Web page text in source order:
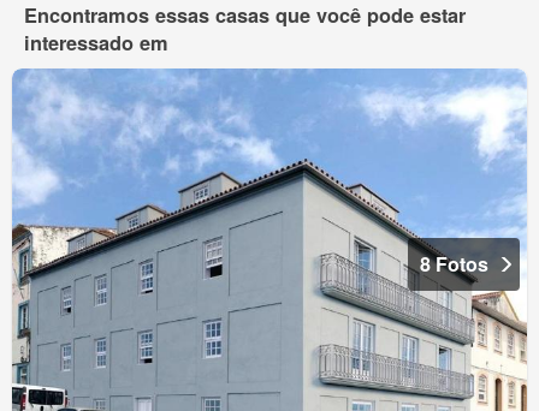
Encontramos essas casas que você pode estar
interessado em
8 Fotos